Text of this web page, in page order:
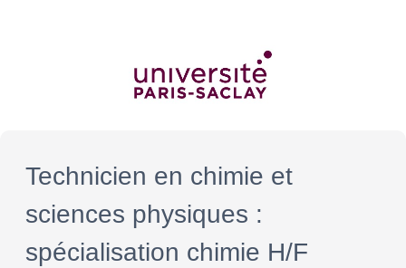
Technicien en chimie et
sciences physiques :
spécialisation chimie H/F